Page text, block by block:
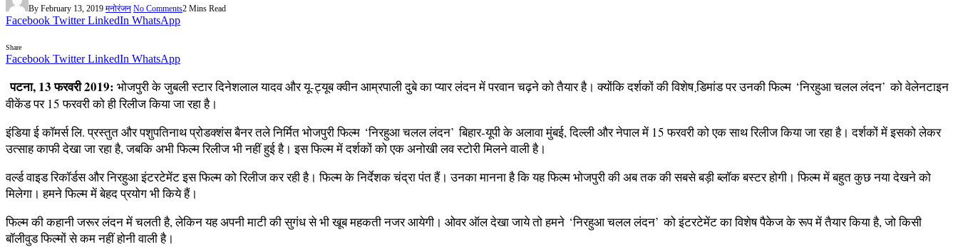
By February 13, 2019 मनोरंजन No Comments2 Mins Read
Facebook Twitter LinkedIn WhatsApp
Share
Facebook Twitter LinkedIn WhatsApp
पटना, 13 फरवरी 2019: भोजपुरी के जुबली स्‍टार दिनेशलाल यादव और यू-ट्यूब क्‍वीन आम्रपाली दुबे का प्‍यार लंदन में परवान चढ़ने को तैयार है। क्‍योंकि दर्शकों की विशेष डि़मांड पर उनकी फिल्‍म ‘निरहुआ चलल लंदन’ को वेलेनटाइन
वीकेंड पर 15 फरवरी को ही रिलीज किया जा रहा है।
इंडिया ई कॉमर्स लि. प्रस्तुत और पशुपतिनाथ प्रोडक्शंस बैनर तले निर्मित भोजपुरी फिल्‍म ‘निरहुआ चलल लंदन’ बिहार-यूपी के अलावा मुंबई, दिल्‍ली और नेपाल में 15 फरवरी को एक साथ रिलीज किया जा रहा है। दर्शकों में इसको लेकर
उत्‍साह काफी देखा जा रहा है, जबकि अभी फिल्‍म रिलीज भी नहीं हुई है। इस फिल्‍म में दर्शकों को एक अनोखी लव स्‍टोरी मिलने वाली है।
वर्ल्‍ड वाइड रिकॉर्डस और निरहुआ इंटरटेमेंट इस फिल्‍म को रिलीज कर रही है। फिल्‍म के निर्देशक चंद्रा पंत हैं। उनका मानना है कि यह फिल्‍म भोजपुरी की अब तक की सबसे बड़ी ब्‍लॉक बस्‍टर होगी। फिल्‍म में बहुत कुछ नया देखने को
मिलेगा। हमने फिल्‍म में बेहद प्रयोग भी किये हैं।
फिल्‍म की कहानी जरूर लंदन में चलती है, लेकिन यह अपनी माटी की सुगंध से भी खूब महकती नजर आयेगी। ओवर ऑल देखा जाये तो हमने ‘निरहुआ चलल लंदन’ को इंटरटेमेंट का विशेष पैकेज के रूप में तैयार किया है, जो किसी
बॉलीवुड फिल्‍मों से कम नहीं होनी वाली है।